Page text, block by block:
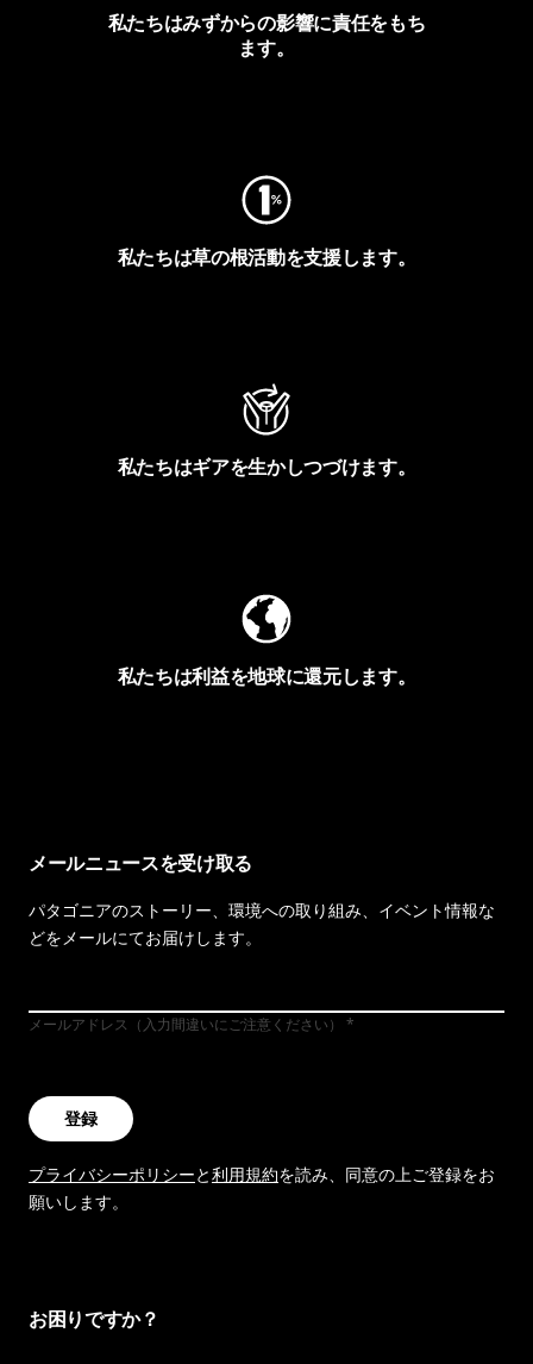
私たちはみずからの影響に責任をもち
ます。
私たちは草の根活動を支援します。
私たちはギアを生かしつづけます。
私たちは利益を地球に還元します。
メールニュースを受け取る
パタゴニアのストーリー、環境への取り組み、イベント情報な
どをメールにてお届けします。
メールアドレス（入力間違いにご注意ください）
登録
プライバシーポリシーと利用規約を読み、同意の上ご登録をお
願いします。
お困りですか？